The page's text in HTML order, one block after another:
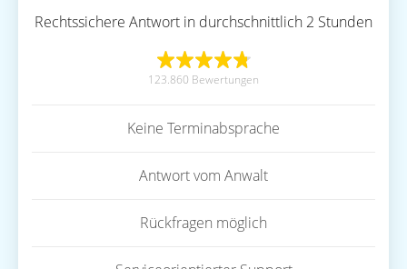
Rechtssichere Antwort in durchschnittlich 2 Stunden
123.860 Bewertungen
Keine Terminabsprache
Antwort vom Anwalt
Rückfragen möglich